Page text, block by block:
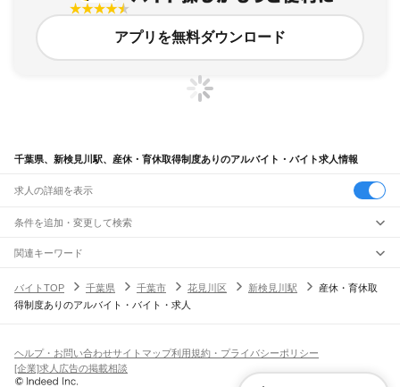
アプリを無料ダウンロード
千葉県、新検見川駅、産休・育休取得制度ありのアルバイト・バイト求人情報
求人の詳細を表示
条件を追加・変更して検索
市区町村を追加・変更
千葉県すべて
千葉市すべて
旭市習志野市柏市勝浦市市原市流山市八千代市我孫子市鴨川市鎌ケ谷市
君津市富津市浦安市 印西市白井市富里市南房総市
駅を追加・変更
JR中央・総武線
市川駅本八幡駅下総中山駅 津田沼駅幕張本郷駅幕張駅
新検見川駅
職種を追加・変更
飲食・フードサービスすべて
ホールスタッフキッチンスタッフ
パン屋（ベーカリー）
バー（BAR）・バーテンダー
人気
日払いOK高校生歓迎 髪型・髪色自由
雇用形態を追加・変更
関連キーワード
バイトTOP
千葉県 千葉市 花見川区 新検見川駅
産休・育休取
得制度ありのアルバイト・バイト・求人
ヘルプ・お問い合わせサイトマップ利用規約・プライバシーポリシー
[企業]求人広告の掲載相談